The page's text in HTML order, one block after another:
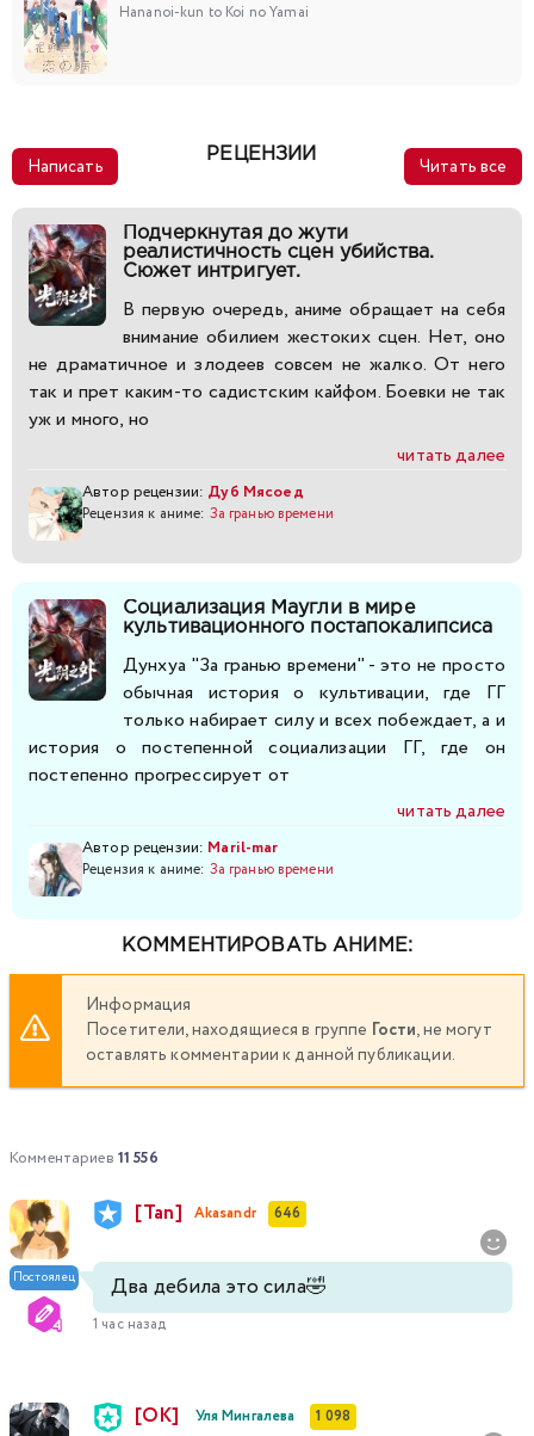
Hananoi-kun to Koi no Yamai
Написать
РЕЦЕНЗИИ
Читать все
Подчеркнутая до жути
реалистичность сцен убийства.
Сюжет интригует.
В первую очередь, аниме обращает на себя
внимание обилием жестоких сцен. Нет, оно
не драматичное и злодеев совсем не жалко. От него
так и прет каким-то садистским кайфом. Боевки не так
уж и много, но
читать далее
Автор рецензии: Дуб Мясоед
Рецензия к аниме: За гранью времени
Социализация Маугли в мире
культивационного постапокалипсиса
Дунхуа "За гранью времени" - это не просто
обычная история о культивации, где ГГ
только набирает силу и всех побеждает, а и
история о постепенной социализации ГГ, где он
постепенно прогрессирует от
читать далее
Автор рецензии: Maril-mar
Рецензия к аниме: За гранью времени
КОММЕНТИРОВАТЬ АНИМЕ:
Информация
Посетители, находящиеся в группе Гости, не могут
оставлять комментарии к данной публикации.
Комментариев 11 556
Постоялец
[Tan] Akasandr 646
Два дебила это сила🤣
1 час назад
[ОК] Уля Мингалева 1 098